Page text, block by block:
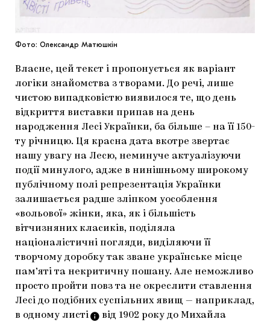
Фото: Олександр Матюшкін
Власне, цей текст і пропонується як варіант
логіки знайомства з творами. До речі, лише
чистою випадковістю виявилося те, що день
відкриття виставки припав на день
народження Лесі Українки, ба більше – на її 150-
ту річницю. Ця красна дата вкотре звертає
нашу увагу на Лесю, неминуче актуалізуючи
події минулого, адже в нинішньому широкому
публічному полі репрезентація Українки
залишається радше зліпком уособлення
«вольової» жінки, яка, як і більшість
вітчизняних класиків, поділяла
націоналістичні погляди, виділяючи її
творчому доробку так зване українське місце
пам’яті та некритичну пошану. Але неможливо
просто пройти повз та не окреслити ставлення
Лесі до подібних суспільних явищ — наприклад,
в одному листі
від 1902 року до Михайла